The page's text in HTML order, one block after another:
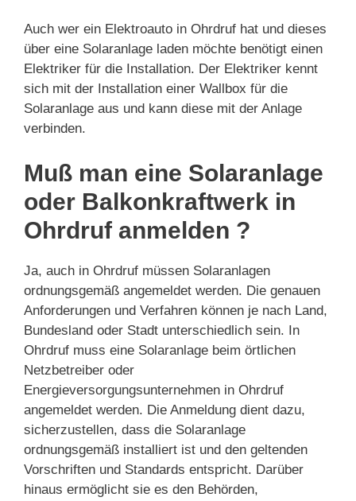
Auch wer ein Elektroauto in Ohrdruf hat und dieses
über eine Solaranlage laden möchte benötigt einen
Elektriker für die Installation. Der Elektriker kennt
sich mit der Installation einer Wallbox für die
Solaranlage aus und kann diese mit der Anlage
verbinden.
Muß man eine Solaranlage
oder Balkonkraftwerk in
Ohrdruf anmelden ?
Ja, auch in Ohrdruf müssen Solaranlagen
ordnungsgemäß angemeldet werden. Die genauen
Anforderungen und Verfahren können je nach Land,
Bundesland oder Stadt unterschiedlich sein. In
Ohrdruf muss eine Solaranlage beim örtlichen
Netzbetreiber oder
Energieversorgungsunternehmen in Ohrdruf
angemeldet werden. Die Anmeldung dient dazu,
sicherzustellen, dass die Solaranlage
ordnungsgemäß installiert ist und den geltenden
Vorschriften und Standards entspricht. Darüber
hinaus ermöglicht sie es den Behörden,